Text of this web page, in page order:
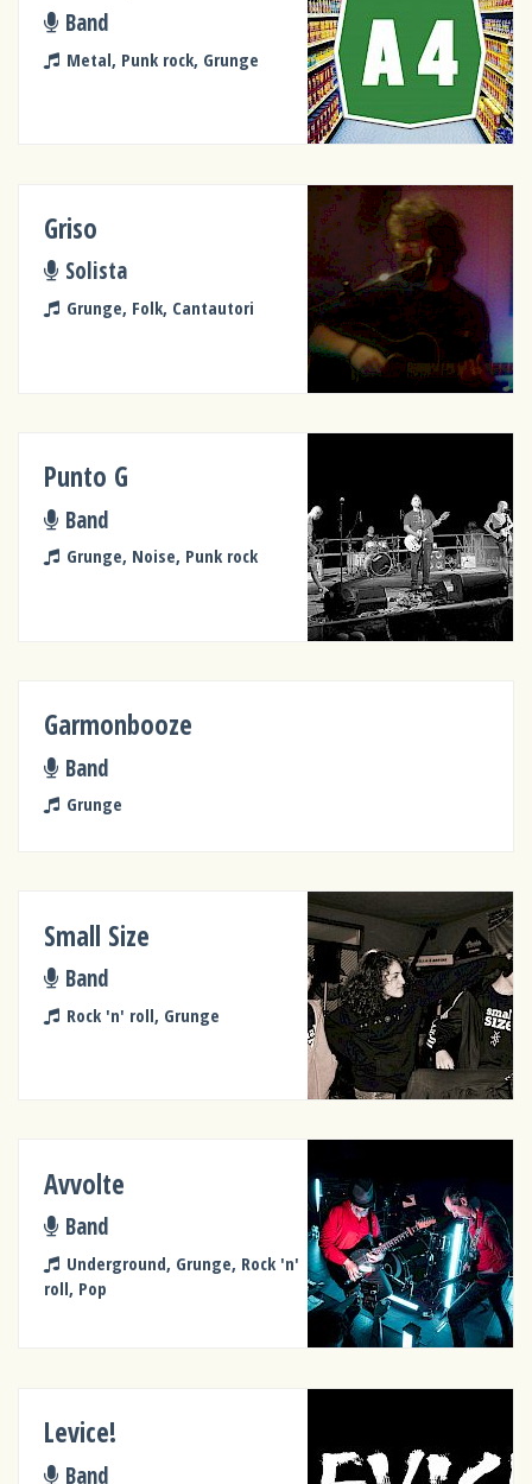
Band
Metal, Punk rock, Grunge
Griso
Solista
Grunge, Folk, Cantautori
Punto G
Band
Grunge, Noise, Punk rock
Garmonbooze
Band
Grunge
Small Size
Band
Rock 'n' roll, Grunge
Avvolte
Band
Underground, Grunge, Rock 'n'
roll, Pop
Levice!
Band